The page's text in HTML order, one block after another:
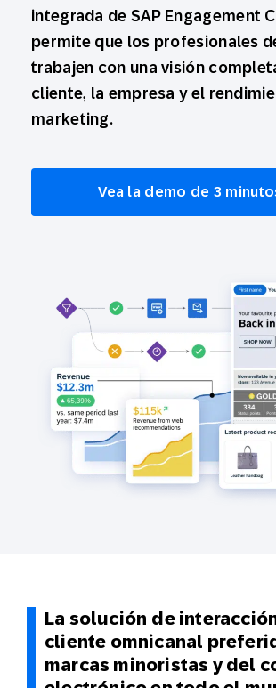
integrada de SAP Engagement
permite que los profesionales
trabajen con una visión
cliente, la empresa y el
marketing.
Vea la demo de 3
La solución de
cliente omnicanal
marcas minoristas y del